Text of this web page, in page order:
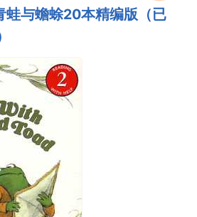
与蟾蜍20本精编版（已